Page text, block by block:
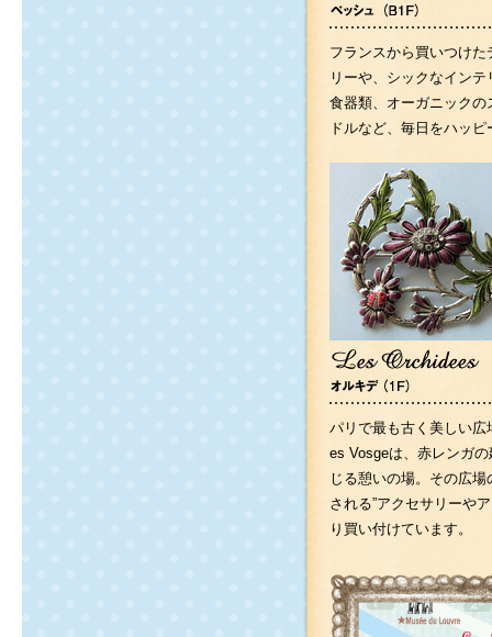
フランスから買いつけ
リーや、シックなイン
食器類、オーガニック
ドルなど、毎日をハッ
パリで最も古く美しい
es Vosgeは、赤レンガ
じる憩いの場。その広
される”アクセサリーや
り買い付けています。